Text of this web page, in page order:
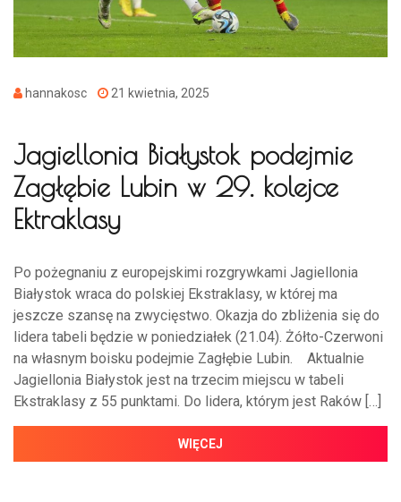
hannakosc 21 kwietnia, 2025
Jagiellonia Białystok podejmie
Zagłębie Lubin w 29. kolejce
Ektraklasy
Po pożegnaniu z europejskimi rozgrywkami Jagiellonia
Białystok wraca do polskiej Ekstraklasy, w której ma
jeszcze szansę na zwycięstwo. Okazja do zbliżenia się do
lidera tabeli będzie w poniedziałek (21.04). Żółto-Czerwoni
na własnym boisku podejmie Zagłębie Lubin. Aktualnie
Jagiellonia Białystok jest na trzecim miejscu w tabeli
Ekstraklasy z 55 punktami. Do lidera, którym jest Raków […]
WIĘCEJ